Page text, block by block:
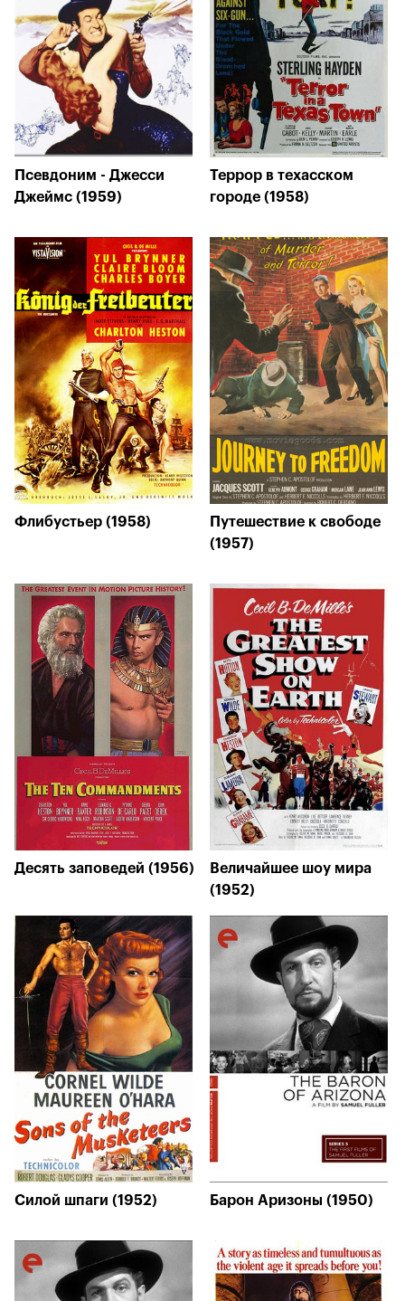
Псевдоним - Джесси
Джеймс (1959)
Террор в техасском
городе (1958)
Флибустьер (1958)
Путешествие к свободе
(1957)
Десять заповедей (1956)
Величайшее шоу мира
(1952)
Силой шпаги (1952) Барон Аризоны (1950)